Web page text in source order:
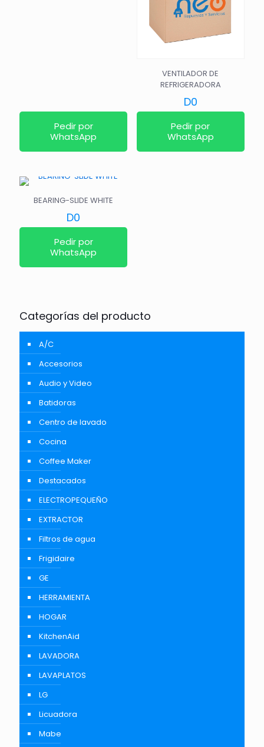
Pedir por
WhatsApp
VENTILADOR DE
REFRIGERADORA
D0
Pedir por
WhatsApp
BEARING-SLIDE WHITE
D0
Pedir por
WhatsApp
Categorías del producto
A/C
Accesorios
Audio y Video
Batidoras
Centro de lavado
Cocina
Coffee Maker
Destacados
ELECTROPEQUEÑO
EXTRACTOR
Filtros de agua
Frigidaire
GE
HERRAMIENTA
HOGAR
KitchenAid
LAVADORA
LAVAPLATOS
LG
Licuadora
Mabe